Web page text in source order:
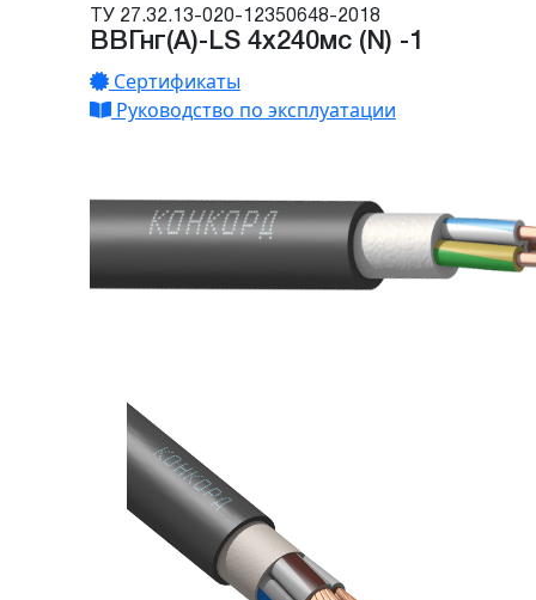
ТУ 27.32.13-020-12350648-2018
ВВГнг(А)-LS 4х240мс (N) -1
Сертификаты
Руководство по эксплуатации